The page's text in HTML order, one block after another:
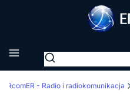
Otwórz wyszukiwarkę
ERcomER - Radio i radiokomunikacja